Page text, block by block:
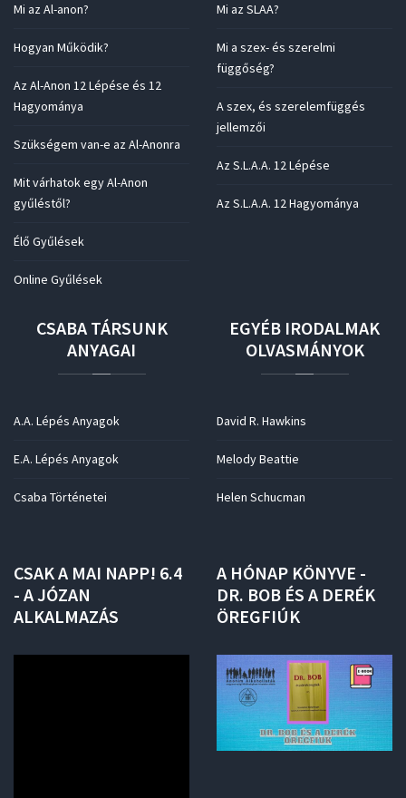
Mi az Al-anon?
Hogyan Működik?
Az Al-Anon 12 Lépése és 12
Hagyománya
Szükségem van-e az Al-Anonra
Mit várhatok egy Al-Anon
gyűléstől?
Élő Gyűlések
Online Gyűlések
Mi az SLAA?
Mi a szex- és szerelmi
függőség?
A szex, és szerelemfüggés
jellemzői
Az S.L.A.A. 12 Lépése
Az S.L.A.A. 12 Hagyománya
CSABA TÁRSUNK
ANYAGAI
A.A. Lépés Anyagok
E.A. Lépés Anyagok
Csaba Történetei
EGYÉB IRODALMAK
OLVASMÁNYOK
David R. Hawkins
Melody Beattie
Helen Schucman
CSAKA MAI NAPP! 6.4
- AJÓZAN
ALKALMAZÁS
A HÓNAP KÖNYVE -
DR. BOB ÉS A DERÉK
ÖREGFIÚK